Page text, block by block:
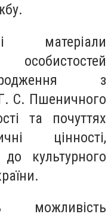
матеріали
з
С. Пшеничного
та почуттях
цінності,
культурного
можливість